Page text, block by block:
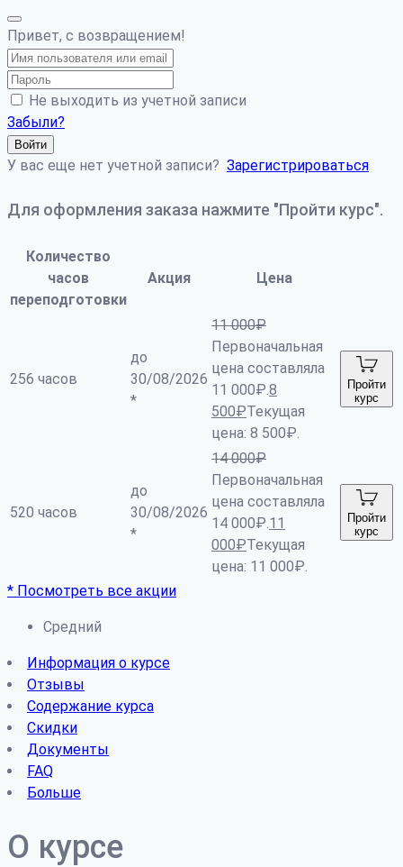
Привет, с возвращением!
Не выходить из учетной записи
Забыли?
Войти
У вас еще нет учетной записи? Зарегистрироваться
Для оформления заказа нажмите "Пройти курс".
Количество
часов
переподготовки
Акция Цена
256 часов
до
30/08/2026
*
11 000₽
Первоначальная
цена составляла
11 000₽.8
500₽Текущая
цена: 8 500₽.
Пройти
курс
520 часов
до
30/08/2026
*
14 000₽
Первоначальная
цена составляла
14 000₽.11
000₽Текущая
цена: 11 000₽.
Пройти
курс
* Посмотреть все акции
Средний
Информация о курсе
Отзывы
Содержание курса
Скидки
Документы
FAQ
Больше
О курсе